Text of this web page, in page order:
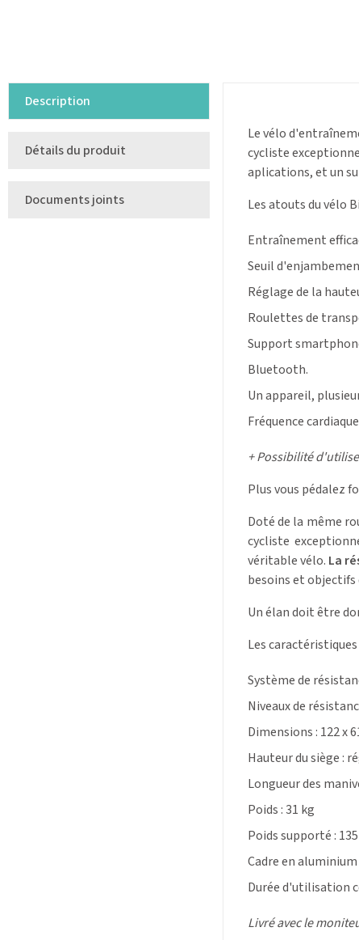
Description
Détails du produit
Documents joints
Le vélo
cycliste
aplications, et un
Les atouts du vélo
Entraînement
Seuil
Réglage de la
Roulettes de
Support
Bluetooth.
Un appareil,
Fréquence
+ Possibilité
Plus vous pédalez
Doté de la même
cycliste
véritable vélo. La
besoins et objectifs
Un élan doit être
Les
Système de
Niveaux de
Dimensions : 122 x
Hauteur du siège :
Longueur des
Poids : 31 kg
Poids supporté :
Cadre en
Durée d'utilisation
Livré avec le